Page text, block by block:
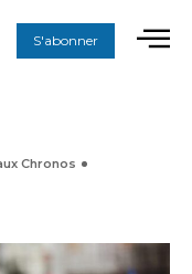
S'abonner
Chronos